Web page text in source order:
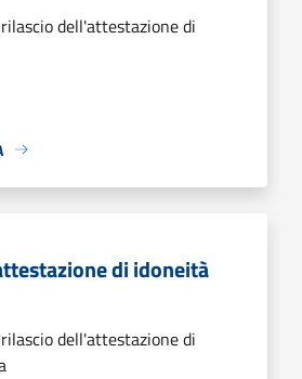
dell'attestazione di
di idoneità
dell'attestazione di